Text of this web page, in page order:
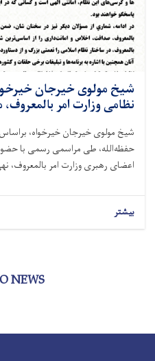
شیخ مولوی خیرجان
نظامی وزارت امر
شیخ مولوی خیرجان خیرخواه، براساس
حفظه‌الله، طی مراسمی رسمی با
اعضای رهبری وزارت امر بالمعروف،
بیشتر
NEWS